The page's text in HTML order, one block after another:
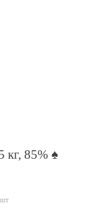
кг, 85% ♠
шт